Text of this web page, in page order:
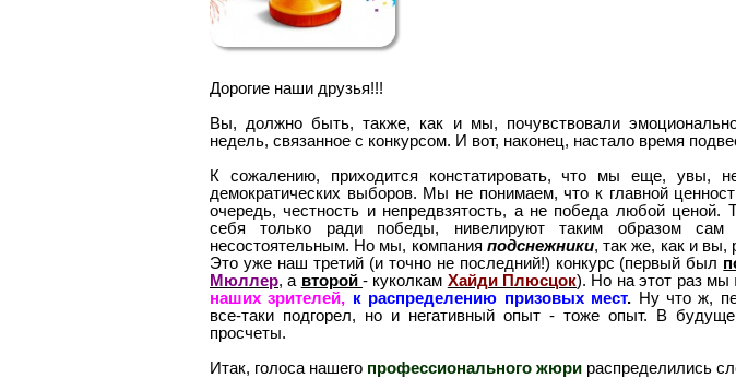
Дорогие наши друзья!!!
Вы, должно быть, также, как и мы, почувствовали
недель, связанное с конкурсом. И вот, наконец, настало время
К сожалению, приходится констатировать, что мы еще, увы,
демократических выборов. Мы не понимаем, что к главной
очередь, честность и непредвзятость, а не победа любой ценой.
себя только ради победы, нивелируют таким образом сам
несостоятельным. Но мы, компания подснежники, так же, как и вы,
Это уже наш третий (и точно не последний!) конкурс (первый был
Мюллер, а второй- куколкам Хайди Плюсцок). Но на этот раз мы
наших зрителей, к распределению призовых мест. Ну что ж,
все-таки подгорел, но и негативный опыт - тоже опыт. В
просчеты.
Итак, голоса нашего профессионального жюри распределились